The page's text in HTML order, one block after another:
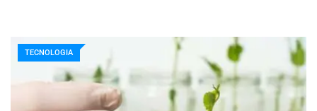
TECNOLOGIA